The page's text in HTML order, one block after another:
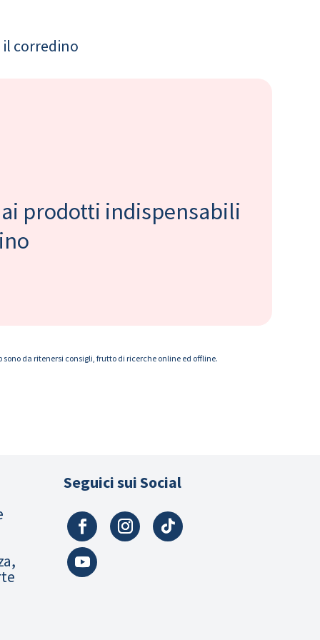
il corredino
prodotti indispensabili
da ritenersi consigli, frutto di ricerche online ed offline.
Seguici sui Social